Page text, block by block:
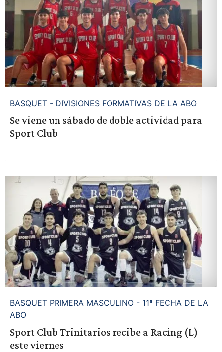
BASQUET - DIVISIONES FORMATIVAS DE LA ABO
Se viene un sábado de doble actividad para
Sport Club
BASQUET PRIMERA MASCULINO - 11ª FECHA DE LA
ABO
Sport Club Trinitarios recibe a Racing (L)
este viernes